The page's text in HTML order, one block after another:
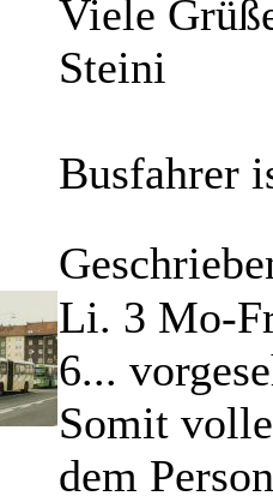
Viele
Steini
Busfahrer
Li. 3 Mo-
6...
Somit
dem